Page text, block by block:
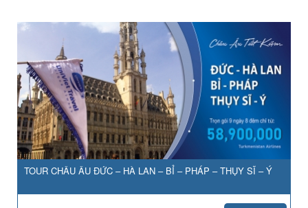
TOUR CHÂU ÂU ĐỨC – HÀ LAN – BỈ – PHÁP – THỤY SĨ – Ý